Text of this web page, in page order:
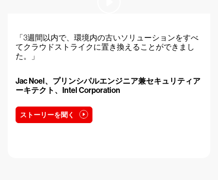
Jac Noel、プリンシパルエンジニア兼セキュリティア
ーキテクト、Intel Corporation
「3週間以内で、環境内の古いソリューションをすべ
てクラウドストライクに置き換えることができまし
た。」
ストーリーを聞く